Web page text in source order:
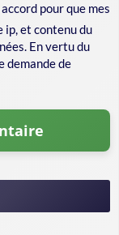
pour que mes
ip, et contenu du
En vertu du
demande de